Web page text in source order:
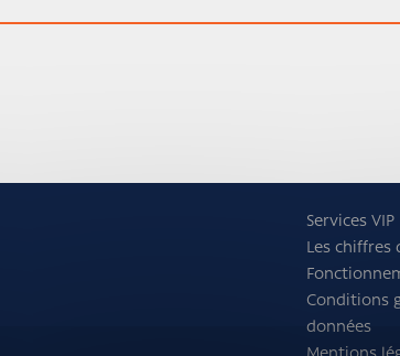
Services VIP
Les chiffres
Conditions
données